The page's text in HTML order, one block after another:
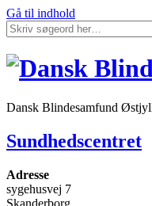
Gå til indhold
Dansk Blindesamfund
Sundhedscentret
Adresse
sygehusvej 7
Skanderborg